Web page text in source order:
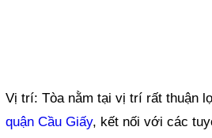
Vị trí: Tòa nằm tại vị trí rất thuận
quận Cầu Giấy, kết nối với các